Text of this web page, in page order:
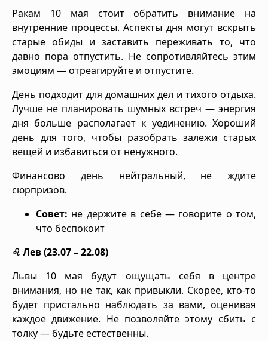
Ракам 10 мая стоит обратить внимание на
внутренние процессы. Аспекты дня могут вскрыть
старые обиды и заставить переживать то, что
давно пора отпустить. Не сопротивляйтесь этим
эмоциям — отреагируйте и отпустите.
День подходит для домашних дел и тихого отдыха.
Лучше не планировать шумных встреч — энергия
дня больше располагает к уединению. Хороший
день для того, чтобы разобрать залежи старых
вещей и избавиться от ненужного.
Финансово день нейтральный, не ждите
сюрпризов.
Совет: не держите в себе — говорите о том,
что беспокоит
♌ Лев (23.07 – 22.08)
Львы 10 мая будут ощущать себя в центре
внимания, но не так, как привыкли. Скорее, кто-то
будет пристально наблюдать за вами, оценивая
каждое движение. Не позволяйте этому сбить с
толку — будьте естественны.